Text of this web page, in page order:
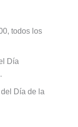
todos los
Día
Día de la